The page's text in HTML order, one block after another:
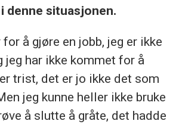
denne situasjonen.
å gjøre en jobb, jeg er ikke
jeg har ikke kommet for å
trist, det er jo ikke det som
jeg kunne heller ikke bruke
å slutte å gråte, det hadde